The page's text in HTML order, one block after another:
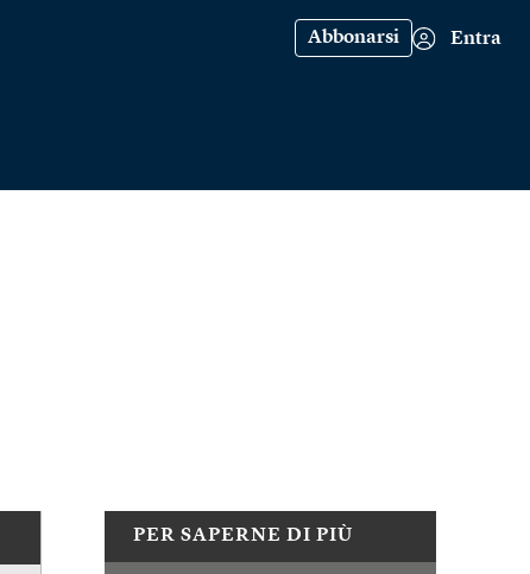
Abbonarsi Entra
PER SAPERNE DI PIÙ